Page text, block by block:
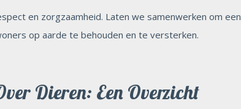
en zorgzaamheid. Laten we samenwerken om een
op aarde te behouden en te versterken.
Dieren: Een Overzicht